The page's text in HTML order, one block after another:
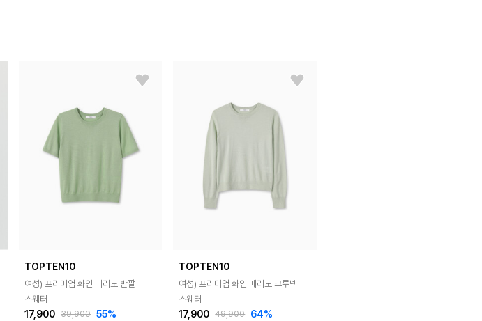
TOPTEN10
여성) 프리미엄 화인 메리노 반팔
스웨터
17,900 39,900 55%
TOPTEN10
여성) 프리미엄 화인 메리노 크루넥
스웨터
17,900 49,900 64%